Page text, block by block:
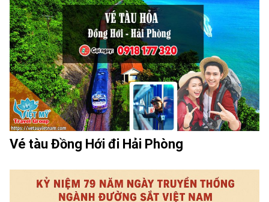
Vé tàu Đồng Hới đi Hải Phòng